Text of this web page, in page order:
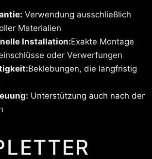
Verwendung ausschließlich
Materialien
Installation:Exakte Montage
oder Verwerfungen
Beklebungen, die langfristig
Unterstützung auch nach der